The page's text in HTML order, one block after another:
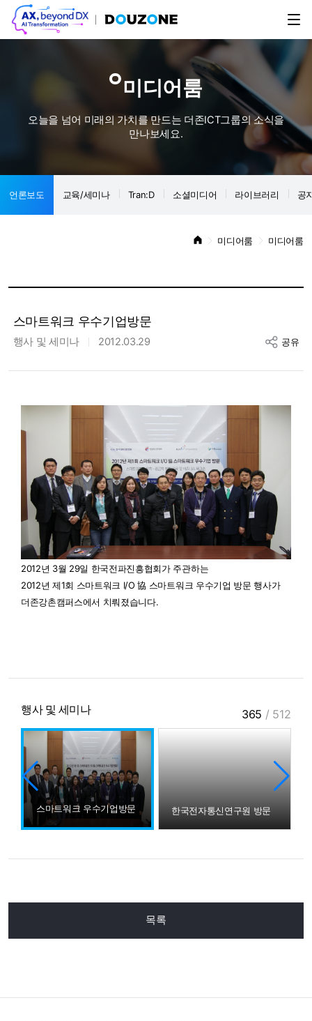
미디어룸
오늘을 넘어 미래의 가치를 만드는 더존ICT그룹의 소식을
만나보세요.
언론보도 교육/세미나 Tran:D 소셜미디어 라이브러리 공
미디어룸 미디어룸
스마트워크 우수기업방문
행사 및 세미나 2012.03.29 공유
2012년 3월 29일 한국전파진흥협회가 주관하는
2012년 제1회 스마트워크 I/O 協 스마트워크 우수기업 방문 행사가
더존강촌캠퍼스에서 치뤄졌습니다.
행사 및 세미나
스마트워크 우수기업방문 한국전자통신연구원 방문
365 / 512
목록